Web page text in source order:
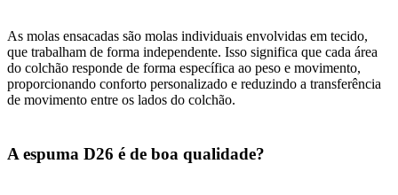
As molas ensacadas são molas individuais envolvidas em tecido,
que trabalham de forma independente. Isso significa que cada área
do colchão responde de forma específica ao peso e movimento,
proporcionando conforto personalizado e reduzindo a transferência
de movimento entre os lados do colchão.
A espuma D26 é de boa qualidade?